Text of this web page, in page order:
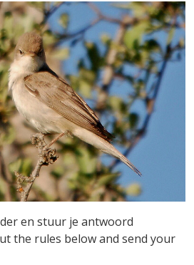
en stuur je antwoord
the rules below and send your